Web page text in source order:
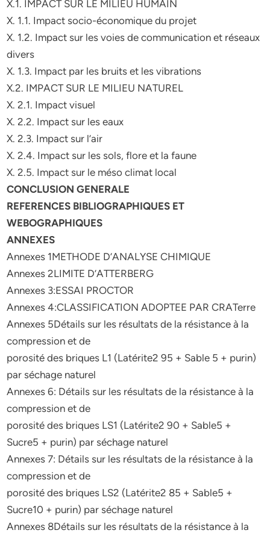
X.1. IMPACT SUR LE MILIEU HUMAIN
X. 1.1. Impact socio-économique du projet
X. 1.2. Impact sur les voies de communication et réseaux
divers
X. 1.3. Impact par les bruits et les vibrations
X.2. IMPACT SUR LE MILIEU NATUREL
X. 2.1. Impact visuel
X. 2.2. Impact sur les eaux
X. 2.3. Impact sur l’air
X. 2.4. Impact sur les sols, flore et la faune
X. 2.5. Impact sur le méso climat local
CONCLUSION GENERALE
REFERENCES BIBLIOGRAPHIQUES ET
WEBOGRAPHIQUES
ANNEXES
Annexes 1METHODE D’ANALYSE CHIMIQUE
Annexes 2LIMITE D’ATTERBERG
Annexes 3:ESSAI PROCTOR
Annexes 4:CLASSIFICATION ADOPTEE PAR CRATerre
Annexes 5Détails sur les résultats de la résistance à la
compression et de
porosité des briques L1 (Latérite2 95 + Sable 5 + purin)
par séchage naturel
Annexes 6: Détails sur les résultats de la résistance à la
compression et de
porosité des briques LS1 (Latérite2 90 + Sable5 +
Sucre5 + purin) par séchage naturel
Annexes 7: Détails sur les résultats de la résistance à la
compression et de
porosité des briques LS2 (Latérite2 85 + Sable5 +
Sucre10 + purin) par séchage naturel
Annexes 8Détails sur les résultats de la résistance à la